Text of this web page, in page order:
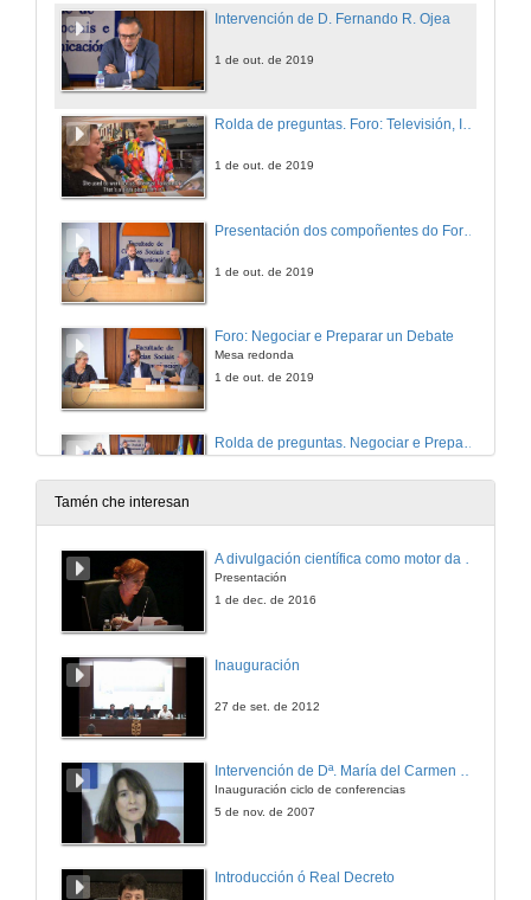
Intervención de D. Fernando R. Ojea
1 de out. de 2019
Rolda de preguntas. Foro: Televisión, Interese Público e Comercial
1 de out. de 2019
1 de out. de 2019
Foro: Negociar e Preparar un Debate
Mesa redonda
1 de out. de 2019
1 de out. de 2019
Tamén che interesan
A divulgación científica como motor da actividade de I+D+i
Presentación
1 de dec. de 2016
Inauguración
27 de set. de 2012
Intervención de Dª. María del Carmen Cabeza
Inauguración ciclo de conferencias
5 de nov. de 2007
Introducción ó Real Decreto